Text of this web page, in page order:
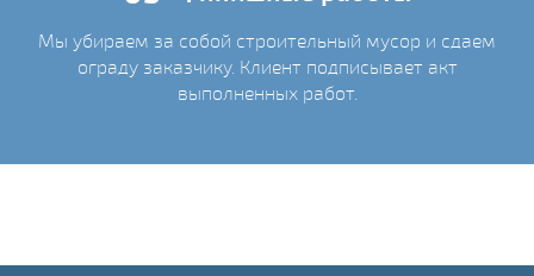
Мы убираем за собой строительный мусор и сдаем
ограду заказчику. Клиент подписывает акт
выполненных работ.